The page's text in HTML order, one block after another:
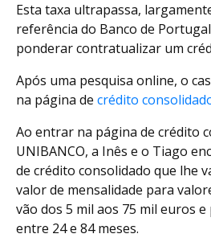
Esta taxa ultrapassa,
referência do Banco de
ponderar contratualizar um
Após uma pesquisa online, o
na página de crédito
Ao entrar na página de crédito
UNIBANCO, a Inês e o Tiago
de crédito consolidado que lhe
valor de mensalidade para
vão dos 5 mil aos 75 mil euros
entre 24 e 84 meses.